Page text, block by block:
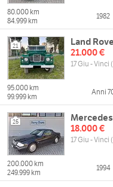
80.000 km
84.999 km
1982
21
Land
21.000 €
17 Giu - Vinci
95.000 km
99.999 km
Anni
25
18.000 €
17 Giu - Vinci
200.000 km
249.999 km
1994